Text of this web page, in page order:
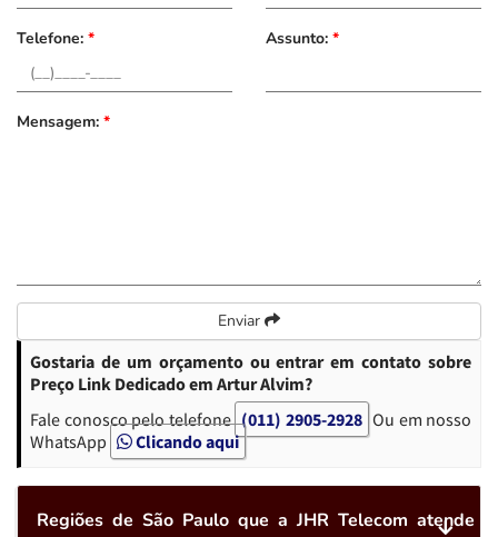
Telefone: * Assunto: *
Mensagem: *
Enviar
Gostaria de um orçamento ou entrar em contato sobre
Preço Link Dedicado em Artur Alvim?
Fale conosco pelo telefone (011) 2905-2928 Ou em nosso
WhatsApp
Clicando aqui
Regiões de São Paulo que a JHR Telecom atende